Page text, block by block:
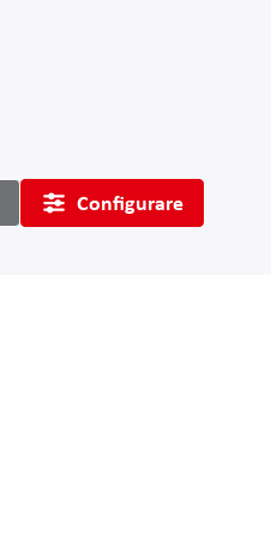
Configurare